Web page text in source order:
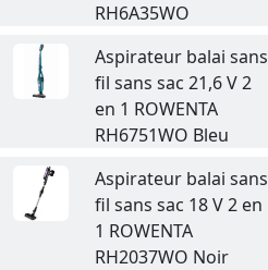
RH6A35WO
Aspirateur balai sans
fil sans sac 21,6 V 2
en 1 ROWENTA
RH6751WO Bleu
Aspirateur balai sans
fil sans sac 18 V 2 en
1 ROWENTA
RH2037WO Noir